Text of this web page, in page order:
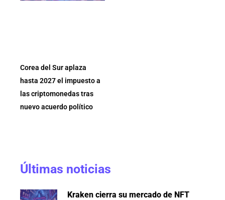
Corea del Sur aplaza
hasta 2027 el impuesto a
las criptomonedas tras
nuevo acuerdo político
Últimas noticias
Kraken cierra su mercado de NFT